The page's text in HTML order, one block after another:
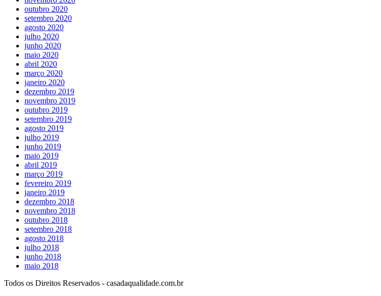
outubro 2020
setembro 2020
agosto 2020
julho 2020
junho 2020
maio 2020
abril 2020
março 2020
janeiro 2020
dezembro 2019
novembro 2019
outubro 2019
setembro 2019
agosto 2019
julho 2019
junho 2019
maio 2019
abril 2019
março 2019
fevereiro 2019
janeiro 2019
dezembro 2018
novembro 2018
outubro 2018
setembro 2018
agosto 2018
julho 2018
junho 2018
maio 2018
Todos os Direitos Reservados - casadaqualidade.com.br